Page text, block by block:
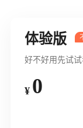
体验版
好不好用先试试
¥ 0